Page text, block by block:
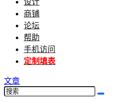
设计
商铺
论坛
帮助
手机访问
定制填表
文章